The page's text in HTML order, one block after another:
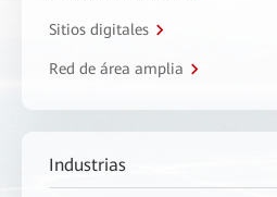
Sitios digitales
Red de área amplia
Industrias